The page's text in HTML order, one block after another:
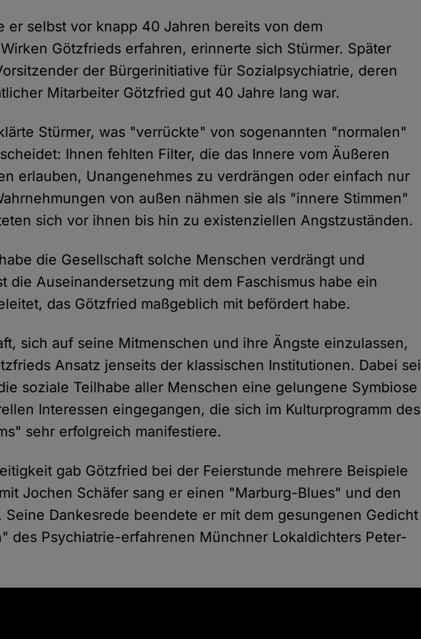
er selbst vor knapp 40 Jahren bereits von dem
Götzfrieds erfahren, erinnerte sich Stürmer. Später
der Bürgerinitiative für Sozialpsychiatrie, deren
Mitarbeiter Götzfried gut 40 Jahre lang war.
Stürmer, was "verrückte" von sogenannten "normalen"
Ihnen fehlten Filter, die das Innere vom Äußeren
erlauben, Unangenehmes zu verdrängen oder einfach nur
von außen nähmen sie als "innere Stimmen"
sich vor ihnen bis hin zu existenziellen Angstzuständen.
die Gesellschaft solche Menschen verdrängt und
die Auseinandersetzung mit dem Faschismus habe ein
das Götzfried maßgeblich mit befördert habe.
sich auf seine Mitmenschen und ihre Ängste einzulassen,
Ansatz jenseits der klassischen Institutionen. Dabei sei
soziale Teilhabe aller Menschen eine gelungene Symbiose
Interessen eingegangen, die sich im Kulturprogramm des
sehr erfolgreich manifestiere.
gab Götzfried bei der Feierstunde mehrere Beispiele
Jochen Schäfer sang er einen "Marburg-Blues" und den
Seine Dankesrede beendete er mit dem gesungenen Gedicht
des Psychiatrie-erfahrenen Münchner Lokaldichters Peter-